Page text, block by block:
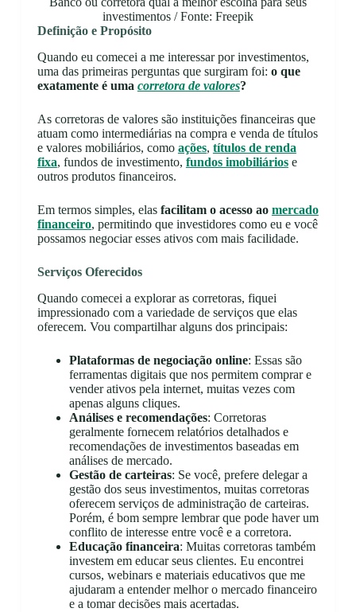
investimentos / Fonte: Freepik
Definição e Propósito
Quando eu comecei a me interessar por investimentos,
uma das primeiras perguntas que surgiram foi: o que
exatamente é uma corretora de valores?
As corretoras de valores são instituições financeiras que
atuam como intermediárias na compra e venda de títulos
e valores mobiliários, como ações, títulos de renda
fixa, fundos de investimento, fundos imobiliáriose
outros produtos financeiros.
Em termos simples, elas facilitam o acesso ao mercado
financeiro, permitindo que investidores como eu e você
possamos negociar esses ativos com mais facilidade.
Serviços Oferecidos
Quando comecei a explorar as corretoras, fiquei
impressionado com a variedade de serviços que elas
oferecem. Vou compartilhar alguns dos principais:
Plataformas de negociação online: Essas são
ferramentas digitais que nos permitem comprar e
vender ativos pela internet, muitas vezes com
apenas alguns cliques.
Análises e recomendações: Corretoras
geralmente fornecem relatórios detalhados e
recomendações de investimentos baseadas em
análises de mercado.
Gestão de carteiras: Se você, prefere delegar a
gestão dos seus investimentos, muitas corretoras
oferecem serviços de administração de carteiras.
Porém, é bom sempre lembrar que pode haver um
conflito de interesse entre você e a corretora.
Educação financeira: Muitas corretoras também
investem em educar seus clientes. Eu encontrei
cursos, webinars e materiais educativos que me
ajudaram a entender melhor o mercado financeiro
e a tomar decisões mais acertadas.